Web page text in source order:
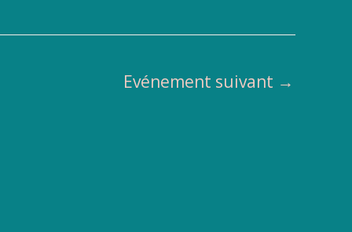
Evénement suivant →